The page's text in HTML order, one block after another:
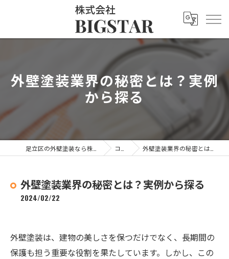
外壁塗装業界の秘密とは？実例
から探る
コラム 外壁塗装業界の秘密とは？実例から探る
外壁塗装業界の秘密とは？実例から探る
2024/02/22
外壁塗装は、建物の美しさを保つだけでなく、長期間の
保護も担う重要な役割を果たしています。しかし、この